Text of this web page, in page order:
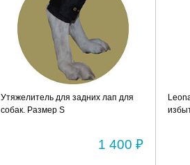
Утяжелитель для задних лап для
собак. Размер S
1 400 ₽